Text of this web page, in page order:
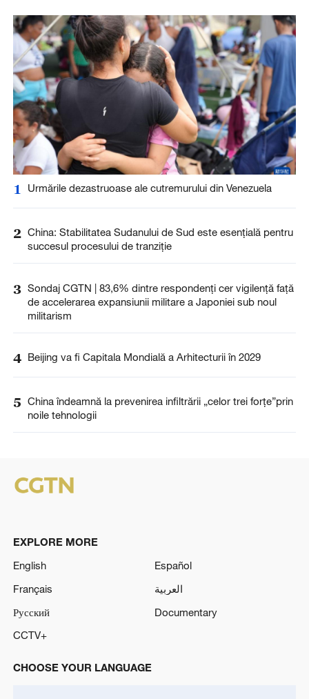
1 Urmările dezastruoase ale cutremurului din Venezuela
2 China: Stabilitatea Sudanului de Sud este esențială pentru
succesul procesului de tranziție
3 Sondaj CGTN | 83,6% dintre respondenți cer vigilență față
de accelerarea expansiunii militare a Japoniei sub noul
militarism
4 Beijing va fi Capitala Mondială a Arhitecturii în 2029
5 China îndeamnă la prevenirea infiltrării „celor trei forțe”prin
noile tehnologii
EXPLORE MORE
English
Español
Français
العربية
Русский
Documentary
CCTV+
CHOOSE YOUR LANGUAGE